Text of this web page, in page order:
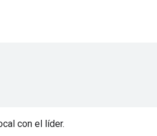
con el líder.